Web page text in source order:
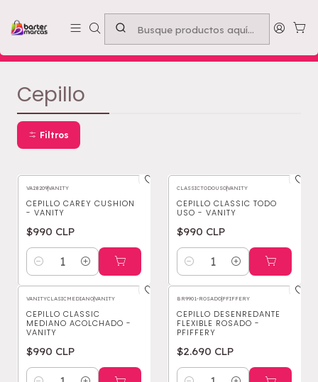
Emprende con nosotros -Compra mínima $50.000
Inicio Cepillo
Cepillo
Filtros
VA28209|VANITY
CEPILLO CAREY CUSHION
- VANITY
$990 CLP
Cantidad
CLASSICTODOUSO|VANITY
CEPILLO CLASSIC TODO
USO - VANITY
$990 CLP
Cantidad
VANITYCLASICMEDIANO|VANITY
CEPILLO CLASSIC
MEDIANO ACOLCHADO -
VANITY
$990 CLP
BR9901-ROSADO|PFIFFERY
CEPILLO DESENREDANTE
FLEXIBLE ROSADO -
PFIFFERY
$2.690 CLP